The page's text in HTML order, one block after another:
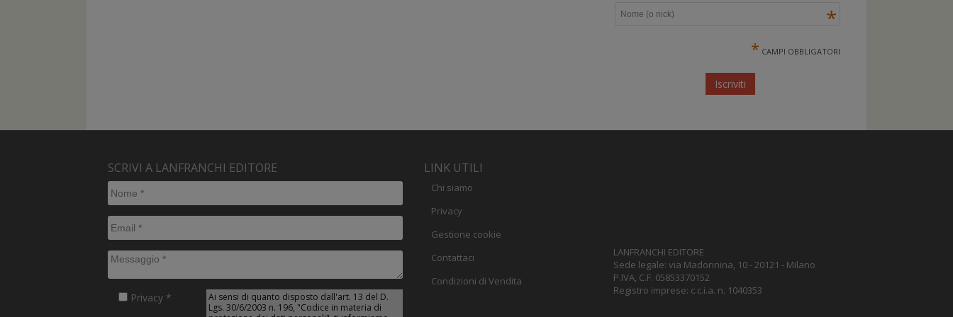
*
* CAMPI OBBLIGATORI
SCRIVI A LANFRANCHI EDITORE
Privacy *
Ai sensi di quanto disposto dall'art. 13 del D.
Lgs. 30/6/2003 n. 196, "Codice in materia di
LINK UTILI
Chi siamo
Privacy
Gestione cookie
Contattaci
Condizioni di Vendita
LANFRANCHI EDITORE
Sede legale: via Madonnina, 10 - 20121 - Milano
P.IVA, C.F. 05853370152
Registro imprese: c.c.i.a. n. 1040353